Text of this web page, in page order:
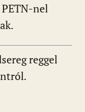
nel
reggel